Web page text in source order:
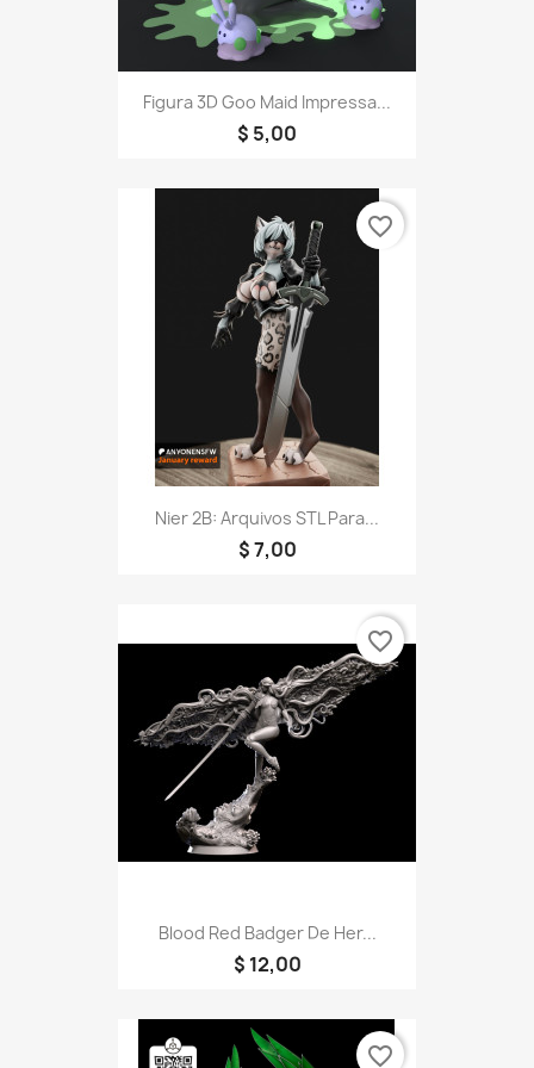
Figura 3D Goo Maid Impressa...
$ 5,00
Nier 2B: Arquivos STL Para...
$ 7,00
favorite_border
Blood Red Badger De Her...
$ 12,00
favorite_border
favorite_border